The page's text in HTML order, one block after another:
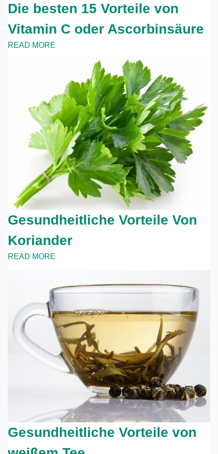
Die besten 15 Vorteile von
Vitamin C oder Ascorbinsäure
READ MORE
Gesundheitliche Vorteile Von
Koriander
READ MORE
Gesundheitliche Vorteile von